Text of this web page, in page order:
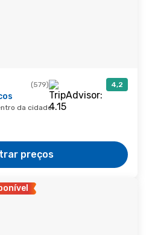
(579) 4,2
da cidade
preços